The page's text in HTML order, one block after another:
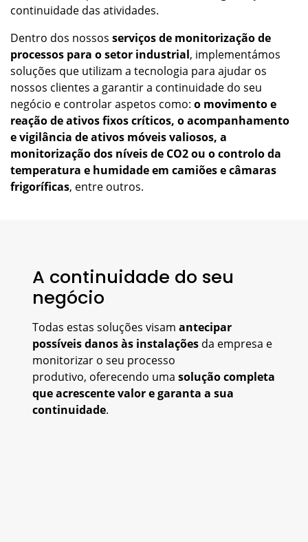
continuidade das atividades.
Dentro dos nossos serviços de monitorização de
processos para o setor industrial, implementámos
soluções que utilizam a tecnologia para ajudar os
nossos clientes a garantir a continuidade do seu
negócio e controlar aspetos como: o movimento e
reação de ativos fixos críticos, o acompanhamento
e vigilância de ativos móveis valiosos, a
monitorização dos níveis de CO2 ou o controlo da
temperatura e humidade em camiões e câmaras
frigoríficas, entre outros.
A continuidade do seu
negócio
Todas estas soluções visam antecipar
possíveis danos às instalações da empresa e
monitorizar o seu processo
produtivo, oferecendo uma solução completa
que acrescente valor e garanta a sua
continuidade.